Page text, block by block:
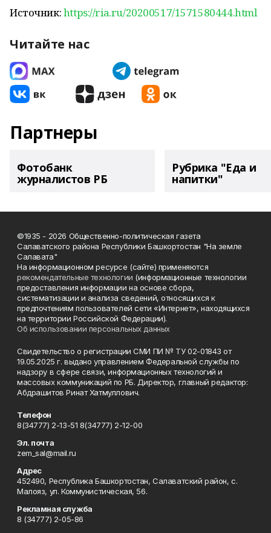
Источник:https://ria.ru/20200517/1571580444.html
Читайте нас
Партнеры
Фотобанк
журналистов РБ
Рубрика "Еда и
напитки"
©1935 - 2026 Общественно-политическая газета
Салаватского района Республики Башкортостан "На земле
Салавата"
На информационном ресурсе (сайте) применяются
рекомендательные технологии (информационные технологии
предоставления информации на основе сбора,
систематизации и анализа сведений, относящихся к
предпочтениям пользователей сети «Интернет», находящихся
на территории Российской Федерации).
Об использовании персональных данных
Свидетельство о регистрации СМИ ПИ № ТУ 02-01843 от
19.05.2025 г. выдано управлением Федеральной службы по
надзору в сфере связи, информационных технологий и
массовых коммуникаций по РБ. Директор, главный редактор:
Абдрашитов Ринат Хатмуллович.
Телефон
8(34777) 2-13-51 8(34777) 2-12-00
Эл. почта
zem_sal@mail.ru
Адрес
452490, Республика Башкортостан, Салаватский район, с.
Малояз, ул. Коммунистическая, 56.
Рекламная служба
8 (34777) 2-05-86